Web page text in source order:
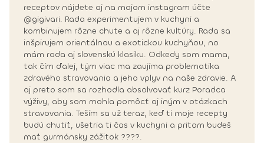
receptov nájdete aj na mojom instagram účte
@gigivari. Rada experimentujem v kuchyni a
kombinujem rôzne chute a aj rôzne kultúry. Rada sa
inšpirujem orientálnou a exotickou kuchyňou, no
mám rada aj slovenskú klasiku. Odkedy som mama,
tak čím ďalej, tým viac ma zaujíma problematika
zdravého stravovania a jeho vplyv na naše zdravie. A
aj preto som sa rozhodla absolvovať kurz Poradca
výživy, aby som mohla pomôcť aj iným v otázkach
stravovania. Teším sa už teraz, keď ti moje recepty
budú chutiť, ušetria ti čas v kuchyni a pritom budeš
mať gurmánsky zážitok ????.